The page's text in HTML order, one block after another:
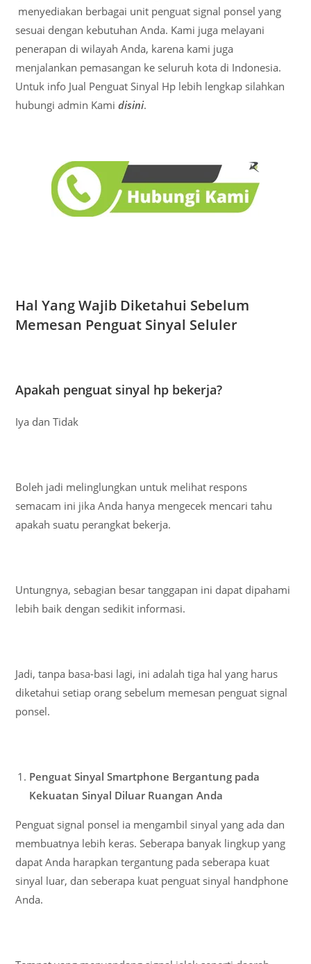
menyediakan berbagai unit penguat signal ponsel yang
sesuai dengan kebutuhan Anda. Kami juga melayani
penerapan di wilayah Anda, karena kami juga
menjalankan pemasangan ke seluruh kota di Indonesia.
Untuk info Jual Penguat Sinyal Hp lebih lengkap silahkan
hubungi admin Kamidisini.
Hal Yang Wajib Diketahui Sebelum
Memesan Penguat Sinyal Seluler
Apakah penguat sinyal hp bekerja?
Iya dan Tidak
Boleh jadi melinglungkan untuk melihat respons
semacam ini jika Anda hanya mengecek mencari tahu
apakah suatu perangkat bekerja.
Untungnya, sebagian besar tanggapan ini dapat dipahami
lebih baik dengan sedikit informasi.
Jadi, tanpa basa-basi lagi, ini adalah tiga hal yang harus
diketahui setiap orang sebelum memesan penguat signal
ponsel.
Penguat Sinyal Smartphone Bergantung pada
Kekuatan Sinyal Diluar Ruangan Anda
Penguat signal ponsel ia mengambil sinyal yang ada dan
membuatnya lebih keras. Seberapa banyak lingkup yang
dapat Anda harapkan tergantung pada seberapa kuat
sinyal luar, dan seberapa kuat penguat sinyal handphone
Anda.